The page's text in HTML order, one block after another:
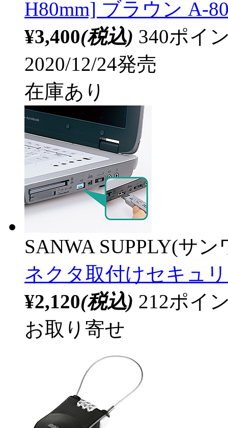
H80mm] ブラウン A-
¥3,400(税込) 340ポイ
2020/12/24発売
在庫あり
SANWA SUPPLY(サ
ネクタ取付けセキュ
¥2,120(税込) 212ポイ
お取り寄せ